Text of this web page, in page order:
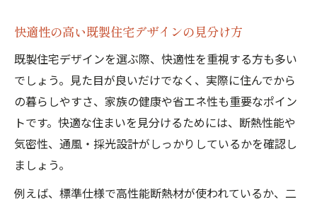
快適性の高い既製住宅デザインの見分け方
既製住宅デザインを選ぶ際、快適性を重視する方も多い
でしょう。見た目が良いだけでなく、実際に住んでから
の暮らしやすさ、家族の健康や省エネ性も重要なポイン
トです。快適な住まいを見分けるためには、断熱性能や
気密性、通風・採光設計がしっかりしているかを確認し
ましょう。
例えば、標準仕様で高性能断熱材が使われているか、二